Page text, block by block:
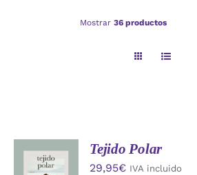
Mostrar 36 productos
AÑADIR
AL
Tejido Polar
29,95€ IVA incluido